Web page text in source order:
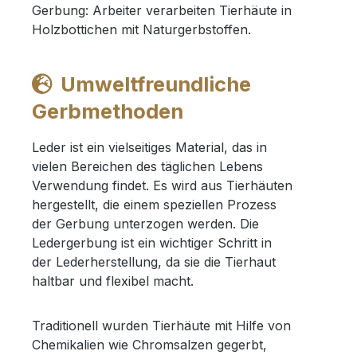
Umweltfreundliche
Gerbmethoden
Leder ist ein vielseitiges Material, das in
vielen Bereichen des täglichen Lebens
Verwendung findet. Es wird aus Tierhäuten
hergestellt, die einem speziellen Prozess
der Gerbung unterzogen werden. Die
Ledergerbung ist ein wichtiger Schritt in
der Lederherstellung, da sie die Tierhaut
haltbar und flexibel macht.
Traditionell wurden Tierhäute mit Hilfe von
Chemikalien wie Chromsalzen gegerbt,